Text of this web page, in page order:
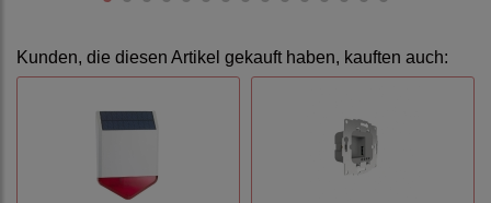
Kunden, die diesen Artikel gekauft haben, kauften auch: